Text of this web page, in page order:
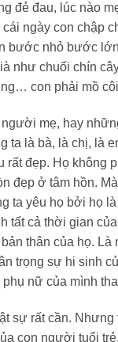
đẻ đau, lúc nào
ngày con chập
bước nhỏ bước
như chuối chín
con phải mồ
mẹ, hay
ta là bà, là chị, là
đẹp. Họ không
đẹp ở tâm hồn.
ta yêu họ bởi họ
tất cả thời gian
thân của họ.
trọng sự hi sinh
nữ của mình
sự rất cần.
con người tuổi